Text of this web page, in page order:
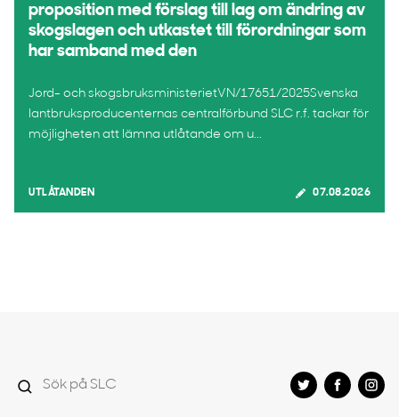
proposition med förslag till lag om ändring av
skogslagen och utkastet till förordningar som
har samband med den
Jord- och skogsbruksministerietVN/17651/2025Svenska
lantbruksproducenternas centralförbund SLC r.f. tackar för
möjligheten att lämna utlåtande om u...
UTLÅTANDEN 07.08.2026